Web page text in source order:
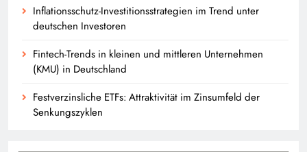
Inflationsschutz-Investitionsstrategien im Trend unter
deutschen Investoren
Fintech-Trends in kleinen und mittleren Unternehmen
(KMU) in Deutschland
Festverzinsliche ETFs: Attraktivität im Zinsumfeld der
Senkungszyklen